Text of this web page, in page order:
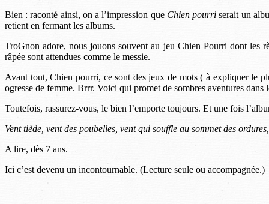
Bien : raconté ainsi, on a l’impression que Chien pourri serait un
retient en fermant les albums.
TroGnon adore, nous jouons souvent au jeu Chien Pourri dont les
râpée sont attendues comme le messie.
Avant tout, Chien pourri, ce sont des jeux de mots ( à expliquer le
ogresse de femme. Brrr. Voici qui promet de sombres aventures dans
Toutefois, rassurez-vous, le bien l’emporte toujours. Et une fois
Vent tiède, vent des poubelles, vent qui souffle au sommet des
A lire, dès 7 ans.
Ici c’est devenu un incontournable. (Lecture seule ou accompagnée.)